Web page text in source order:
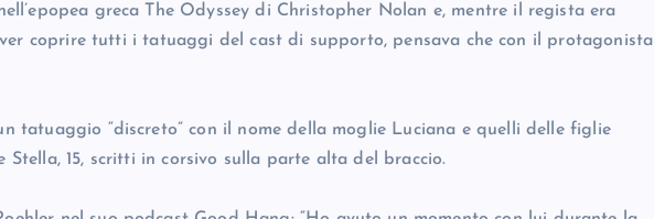
greca The Odyssey di Christopher Nolan e, mentre il regista era
coprire tutti i tatuaggi del cast di supporto, pensava che con il protagonista
tatuaggio “discreto” con il nome della moglie Luciana e quelli delle figlie
Stella, 15, scritti in corsivo sulla parte alta del braccio.